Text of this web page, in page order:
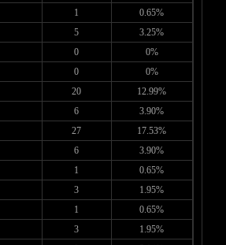
1
0.65%
5
3.25%
0
0%
0
0%
20
12.99%
6
3.90%
27
17.53%
6
3.90%
1
0.65%
3
1.95%
1
0.65%
3
1.95%